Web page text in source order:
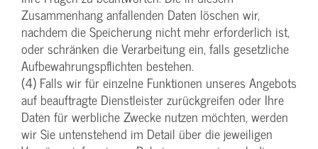
Zusammenhang anfallenden Daten löschen wir,
nachdem die Speicherung nicht mehr erforderlich ist,
oder schränken die Verarbeitung ein, falls gesetzliche
Aufbewahrungspflichten bestehen.
(4) Falls wir für einzelne Funktionen unseres Angebots
auf beauftragte Dienstleister zurückgreifen oder Ihre
Daten für werbliche Zwecke nutzen möchten, werden
wir Sie untenstehend im Detail über die jeweiligen